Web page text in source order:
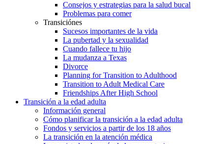
Consejos y estrategias para la salud bucal
Problemas para comer
Transiciónes
Sucesos importantes de la vida
La pubertad y la sexualidad
Cuando fallece tu hijo
La mudanza a Texas
Divorce
Planning for Transition to Adulthood
Transition to Adult Medical Care
Friendships After High School
Transición a la edad adulta
Información general
Cómo planificar la transición a la edad adulta
Fondos y servicios a partir de los 18 años
La transición en la atención médica